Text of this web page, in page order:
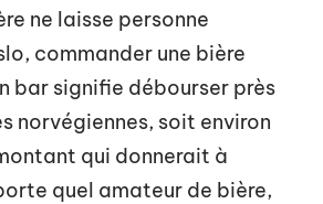
ne laisse personne
commander une bière
bar signifie débourser près
norvégiennes, soit environ
qui donnerait à
quel amateur de bière,